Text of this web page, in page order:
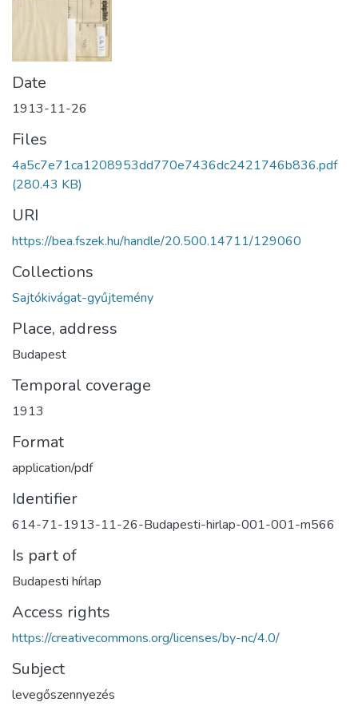
Date
1913-11-26
Files
4a5c7e71ca1208953dd770e7436dc2421746b836.pdf
(280.43 KB)
URI
https://bea.fszek.hu/handle/20.500.14711/129060
Collections
Sajtókivágat-gyűjtemény
Place, address
Budapest
Temporal coverage
1913
Format
application/pdf
Identifier
614-71-1913-11-26-Budapesti-hirlap-001-001-m566
Is part of
Budapesti hírlap
Access rights
https://creativecommons.org/licenses/by-nc/4.0/
Subject
levegőszennyezés